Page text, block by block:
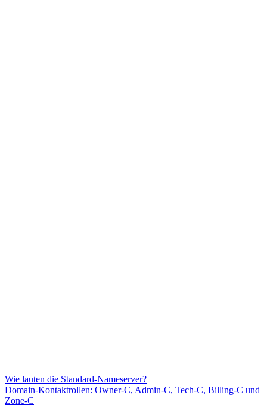
Wie lauten die Standard-Nameserver?
Domain-Kontaktrollen: Owner-C, Admin-C, Tech-C, Billing-C und
Zone-C